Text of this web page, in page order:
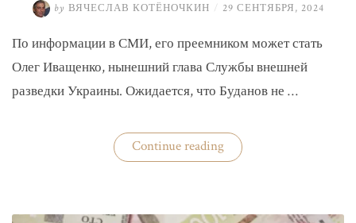
by ВЯЧЕСЛАВ КОТЁНОЧКИН / 29 СЕНТЯБРЯ, 2024
По информации в СМИ, его преемником может стать
Олег Иващенко, нынешний глава Службы внешней
разведки Украины. Ожидается, что Буданов не …
Continue reading«Глава
ГУР
пост»